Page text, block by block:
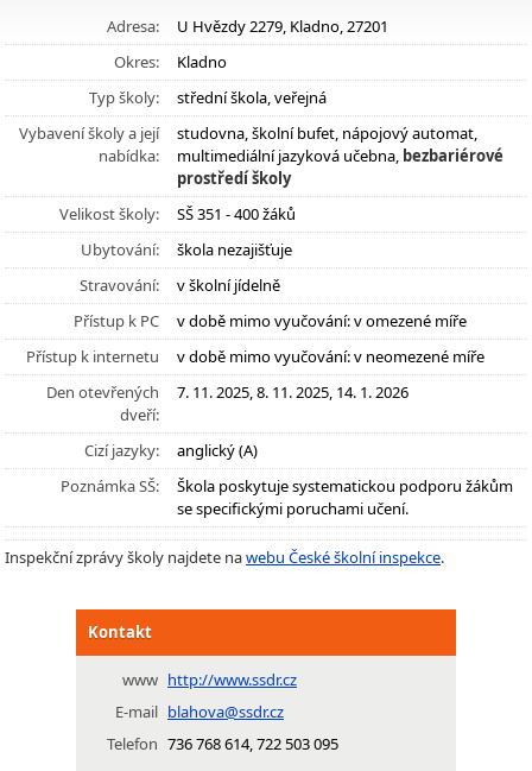
Adresa:
U Hvězdy 2279, Kladno, 27201
Okres:
Kladno
Typ školy:
střední škola, veřejná
Vybavení školy a její
nabídka:
studovna, školní bufet, nápojový automat,
multimediální jazyková učebna, bezbariérové
prostředí školy
Velikost školy:
SŠ 351 - 400 žáků
Ubytování:
škola nezajišťuje
Stravování:
v školní jídelně
Přístup k PC
v době mimo vyučování: v omezené míře
Přístup k internetu
v době mimo vyučování: v neomezené míře
Den otevřených
dveří:
7. 11. 2025, 8. 11. 2025, 14. 1. 2026
Cizí jazyky:
anglický (A)
Poznámka SŠ:
Škola poskytuje systematickou podporu žákům
se specifickými poruchami učení.
Inspekční zprávy školy najdete nawebu České školní inspekce.
Kontakt
www http://www.ssdr.cz
E-mail blahova@ssdr.cz
Telefon 736 768 614, 722 503 095